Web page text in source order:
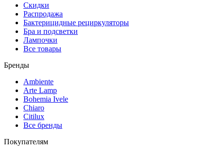
Скидки
Распродажа
Бактерицидные рециркуляторы
Бра и подсветки
Лампочки
Все товары
Бренды
Ambiente
Arte Lamp
Bohemia Ivele
Chiaro
Citilux
Все бренды
Покупателям